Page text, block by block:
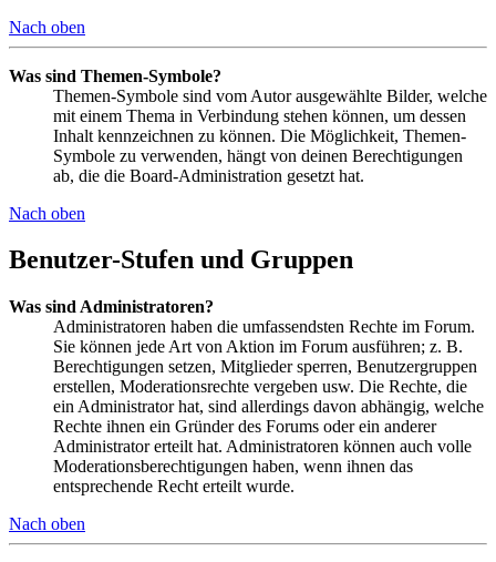
Nach oben
Was sind Themen-Symbole?
Themen-Symbole sind vom Autor ausgewählte Bilder, welche
mit einem Thema in Verbindung stehen können, um dessen
Inhalt kennzeichnen zu können. Die Möglichkeit, Themen-
Symbole zu verwenden, hängt von deinen Berechtigungen
ab, die die Board-Administration gesetzt hat.
Nach oben
Benutzer-Stufen und Gruppen
Was sind Administratoren?
Administratoren haben die umfassendsten Rechte im Forum.
Sie können jede Art von Aktion im Forum ausführen; z. B.
Berechtigungen setzen, Mitglieder sperren, Benutzergruppen
erstellen, Moderationsrechte vergeben usw. Die Rechte, die
ein Administrator hat, sind allerdings davon abhängig, welche
Rechte ihnen ein Gründer des Forums oder ein anderer
Administrator erteilt hat. Administratoren können auch volle
Moderationsberechtigungen haben, wenn ihnen das
entsprechende Recht erteilt wurde.
Nach oben